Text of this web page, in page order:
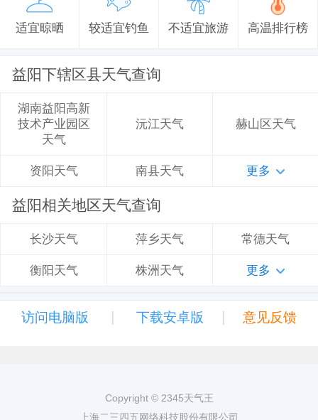
适宜晾晒 较适宜钓鱼 不适宜旅游 高温排行榜
益阳下辖区县天气查询
湖南益阳高新
技术产业园区
天气
沅江天气 赫山区天气
资阳天气 南县天气 更多
益阳相关地区天气查询
长沙天气 萍乡天气 常德天气
衡阳天气 株洲天气 更多
访问电脑版 | 下载安卓版 | 意见反馈
Copyright © 2345天气王
上海二三四五网络科技股份有限公司